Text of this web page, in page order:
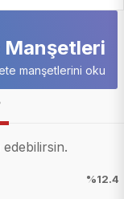
Manşetleri
manşetlerini oku
%12.4